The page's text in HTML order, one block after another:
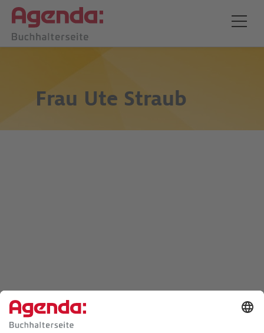
Frau Ute Straub